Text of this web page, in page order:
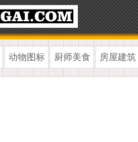
动物图标 厨师美食 房屋建筑